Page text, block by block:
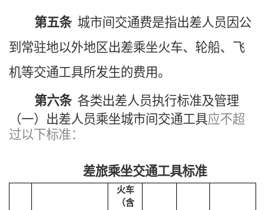
第五条 城市间交通费是指出差人员因公
到常驻地以外地区出差乘坐火车、轮船、飞
机等交通工具所发生的费用。
第六条 各类出差人员执行标准及管理
（一）出差人员乘坐城市间交通工具应不超
过以下标准：
差旅乘坐交通工具标准
火车
（含